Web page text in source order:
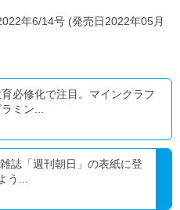
年6/14号 (発売日2022年05月
必修化で注目。マインクラフ
ミン...
誌「週刊朝日」の表紙に登
う...